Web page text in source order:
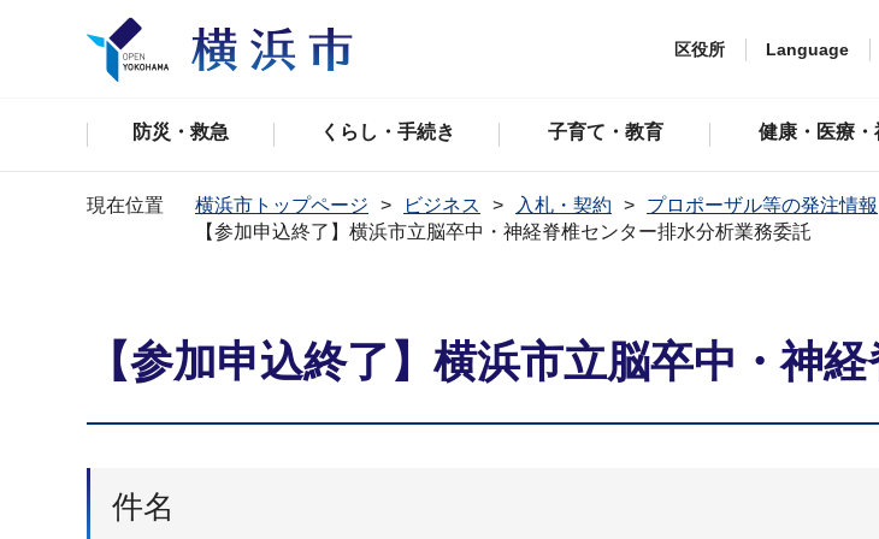
区役所 Language
防災・救急 くらし・手続き 子育て・教育 健康・医療・
現在位置 横浜市トップページ ビジネス 入札・契約 プロポーザル等の発注情報
【参加申込終了】横浜市立脳卒中・神経脊椎センター排水分析業務委託
【参加申込終了】横浜市立脳卒中・神
件名